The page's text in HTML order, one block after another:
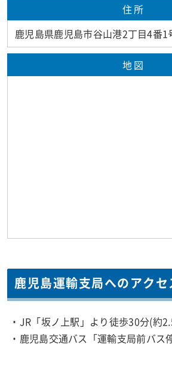
住所
鹿児島県鹿児島市谷山港2丁目4番1
地図
鹿児島運輸支局へのアクセ
・JR「坂ノ上駅」より徒歩30分(約
・鹿児島交通バス「運輸支局前バス